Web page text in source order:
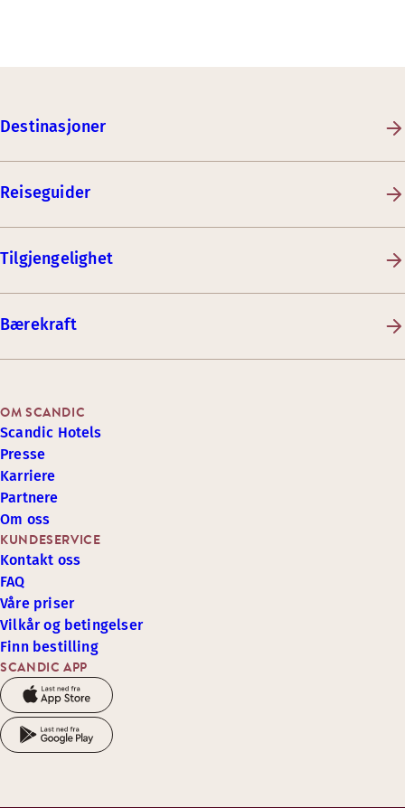
Destinasjoner
Reiseguider
Tilgjengelighet
Bærekraft
SCANDIC APP
KUNDESERVICE
Kontakt oss
FAQ
Våre priser
Vilkår og betingelser
Finn bestilling
OM SCANDIC
Scandic Hotels
Presse
Karriere
Partnere
Om oss